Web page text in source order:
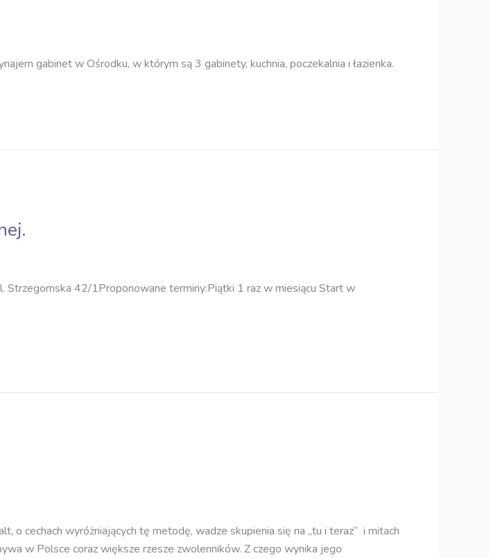
gabinet w Ośrodku, w którym są 3 gabinety, kuchnia, poczekalnia i łazienka.
42/1Proponowane terminy:Piątki 1 raz w miesiącu Start w
o cechach wyróżniających tę metodę, wadze skupienia się na „tu i teraz” i mitach
w Polsce coraz większe rzesze zwolenników. Z czego wynika jego